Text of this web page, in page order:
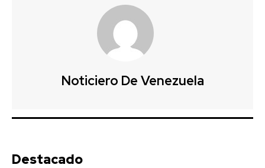
Noticiero De Venezuela
Destacado